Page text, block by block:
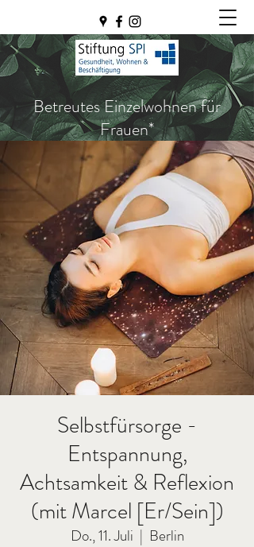
Betreutes Einzelwohnen für
Frauen*
Selbstfürsorge -
Entspannung,
Achtsamkeit & Reflexion
(mit Marcel [Er/Sein])
Do., 11. Juli
  |
Berlin